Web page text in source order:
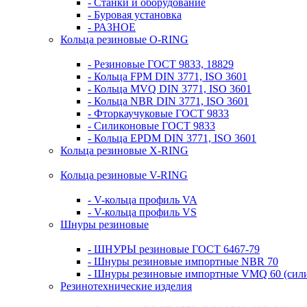
- Станки и оборудование
- Буровая установка
- РАЗНОЕ
Кольца резиновые O-RING
- Резиновые ГОСТ 9833, 18829
- Кольца FPM DIN 3771, ISO 3601
- Кольца MVQ DIN 3771, ISO 3601
- Кольца NBR DIN 3771, ISO 3601
- Фторкаучуковые ГОСТ 9833
- Силиконовые ГОСТ 9833
- Кольца EPDM DIN 3771, ISO 3601
Кольца резиновые Х-RING
Кольца резиновые V-RING
- V-кольца профиль VA
- V-кольца профиль VS
Шнуры резиновые
- ШНУРЫ резиновые ГОСТ 6467-79
- Шнуры резиновые импортные NBR 70
- Шнуры резиновые импортные VMQ 60
Резинотехнические изделия